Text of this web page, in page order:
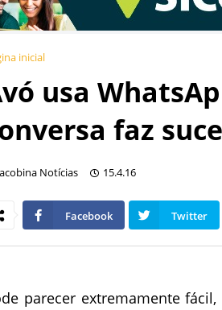
inicial
usa
faz
Notícias 15.4.16
Facebook Twitter
parecer extremamente